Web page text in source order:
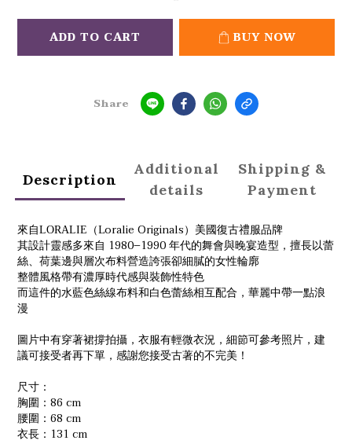
ADD TO CART BUY NOW
Share
Description
Additional
details
Shipping &
Payment
來自LORALIE
（Loralie Originals）美國復古禮服品牌
其設計靈感多來自 1980–1990 年代的舞會與晚宴造型，擅長以蕾
絲、荷葉邊與層次布料營造誇張卻細膩的女性輪廓
整體風格帶有濃厚時代感與裝飾性特色
而這件的水藍色絲線布料和白色蕾絲相互配合，華麗中帶一點浪
漫
圖片中有穿著裙撐拍攝，衣服有輕微衣況， 細節可參考照片，建
議可接受者再下單，感謝您接受古著的不完美！
尺寸：
胸圍：86 cm
腰圍：68 cm
衣長：131 cm